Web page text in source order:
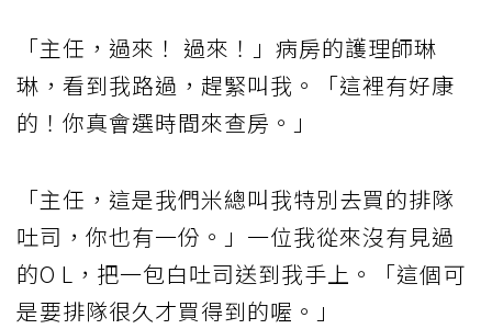
「主任，過來！ 過來！」病房的護理師琳
琳，看到我路過，趕緊叫我。「這裡有好康
的！你真會選時間來查房。」
「主任，這是我們米總叫我特別去買的排隊
吐司，你也有一份。」一位我從來沒有見過
的O L，把一包白吐司送到我手上。「這個可
是要排隊很久才買得到的喔。」